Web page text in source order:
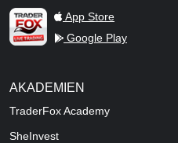
TraderFox Live Trading
App Store
Google Play
AKADEMIEN
TraderFox Academy
SheInvest